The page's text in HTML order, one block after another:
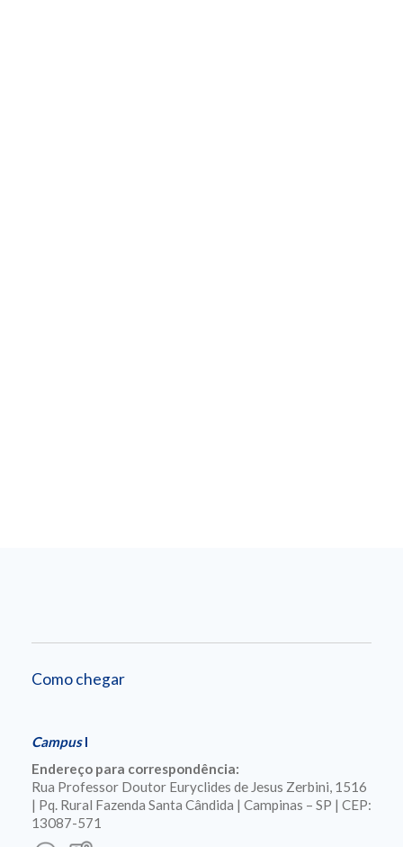
Como chegar
CampusI
Endereço para correspondência:
Rua Professor Doutor Euryclides de Jesus Zerbini, 1516
| Pq. Rural Fazenda Santa Cândida | Campinas – SP | CEP:
13087-571